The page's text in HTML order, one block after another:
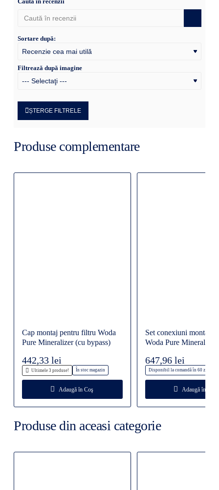
Sortare după:
Filtrează după imagine
ȘTERGE FILTRELE
Produse complementare
Cap montaj pentru filtru Woda
Pure Mineralizer (cu bypass)
Ultimele 3 produse! În stoc magazin
442,33 lei
Adaugă în Coş
Set conexiuni montaj
Woda Pure Mineralizer
Disponibil la comandă în 60 zile
647,96 lei
Adaugă în Coş
Produse din aceasi categorie